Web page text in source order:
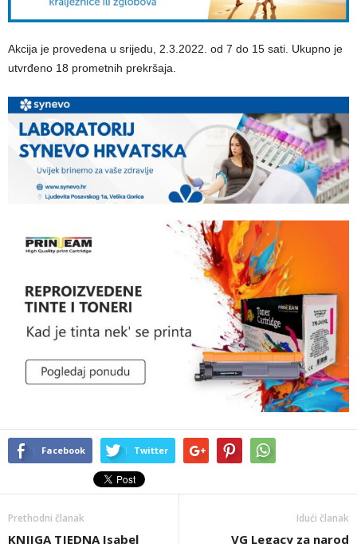
Akcija je provedena u srijedu, 2.3.2022. od 7 do 15 sati. Ukupno je
utvrđeno 18 prometnih prekršaja.
Facebook Twitter
Prethodni članak
KNJIGA TJEDNA Isabel
Idući članak
VG Legacy za narod